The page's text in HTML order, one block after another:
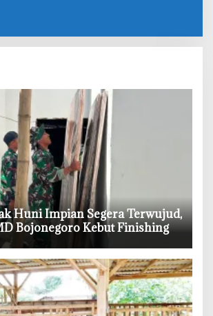
Huni Impian Segera Terwujud,
Bojonegoro Kebut Finishing